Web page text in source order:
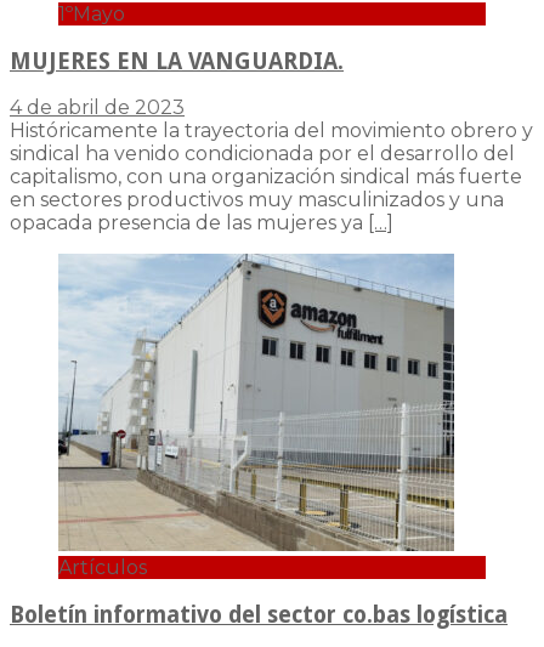
1ºMayo
MUJERES EN LA VANGUARDIA.
4 de abril de 2023
Históricamente la trayectoria del movimiento obrero y
sindical ha venido condicionada por el desarrollo del
capitalismo, con una organización sindical más fuerte
en sectores productivos muy masculinizados y una
opacada presencia de las mujeres ya […]
Artículos
Boletín informativo del sector co.bas logística